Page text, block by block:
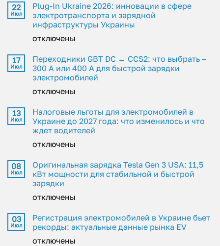
22
Июл
Plug-In Ukraine 2026: инновации в сфере
электротранспорта и зарядной
инфраструктуры Украины
отключены
17
Июл
Переходники GBT DC → CCS2: что выбрать –
300 А или 400 А для быстрой зарядки
электромобилей
отключены
13
Июл
Налоговые льготы для электромобилей в
Украине до 2027 года: что изменилось и что
ждет водителей
отключены
08
Июл
Оригинальная зарядка Tesla Gen 3 USA: 11,5
кВт мощности для стабильной и быстрой
зарядки
отключены
03
Июл
Регистрация электромобилей в Украине бьет
рекорды: актуальные данные рынка EV
отключены